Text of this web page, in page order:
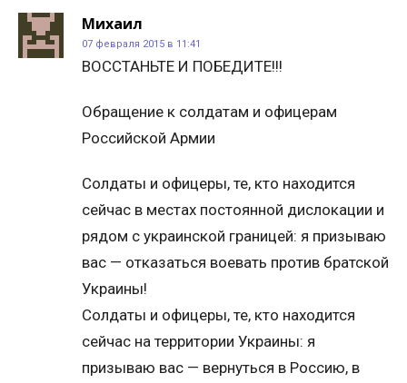
Михаил
07 февраля 2015 в 11:41
ВОССТАНЬТЕ И ПОБЕДИТЕ!!!
Обращение к солдатам и офицерам
Российской Армии
Солдаты и офицеры, те, кто находится
сейчас в местах постоянной дислокации и
рядом с украинской границей: я призываю
вас — отказаться воевать против братской
Украины!
Солдаты и офицеры, те, кто находится
сейчас на территории Украины: я
призываю вас — вернуться в Россию, в